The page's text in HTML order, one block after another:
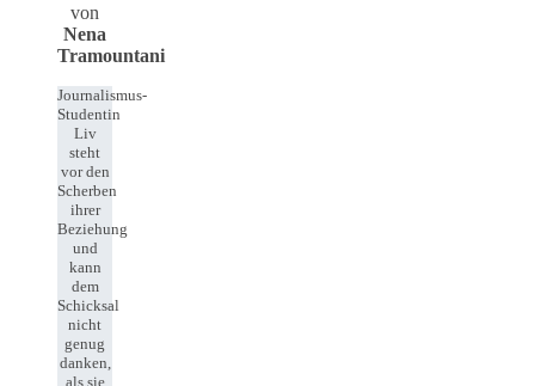
von
Nena
Tramountani
Journalismus-
Studentin
Liv
steht
vor den
Scherben
ihrer
Beziehung
und
kann
dem
Schicksal
nicht
genug
danken,
als sie